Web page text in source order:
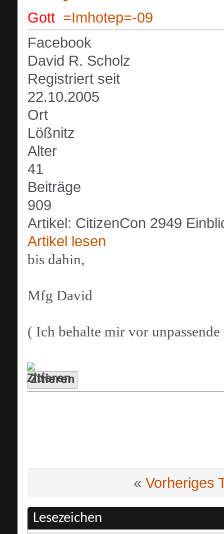
Gott
Facebook
David R. Scholz
Registriert seit
22.10.2005
Ort
Lößnitz
Alter
41
Beiträge
909
Artikel: CitizenCon 2949
Artikel lesen
bis dahin,
Mfg David
( Ich behalte mir vor
Zitieren
« Vorheriges
Lesezeichen